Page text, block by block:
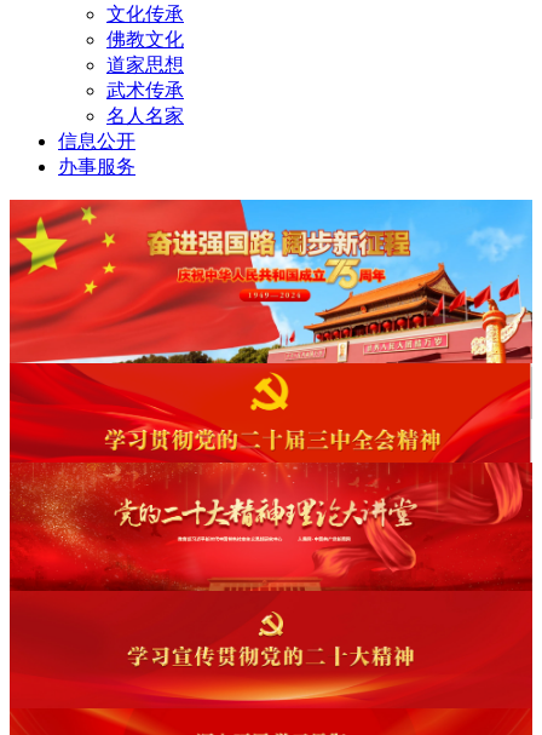
文化传承
佛教文化
道家思想
武术传承
名人名家
信息公开
办事服务